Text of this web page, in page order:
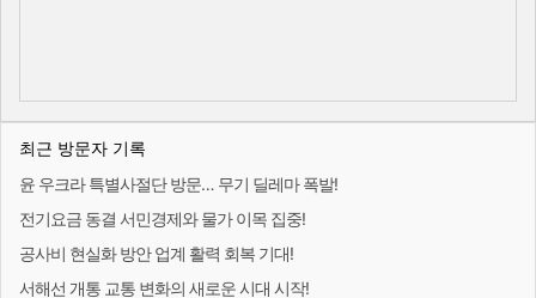
최근 방문자 기록
윤 우크라 특별사절단 방문… 무기 딜레마 폭발!
전기요금 동결 서민경제와 물가 이목 집중!
공사비 현실화 방안 업계 활력 회복 기대!
서해선 개통 교통 변화의 새로운 시대 시작!